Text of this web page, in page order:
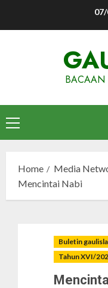
BACAAN
Primary
Menu
Home Media
Mencintai Nabi
Buletin
Tahun XVI/